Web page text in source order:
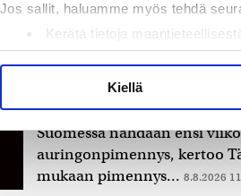
Jos sallit, haluamme myös tehdä
Kerätä tietoja
Tunnistaa laitteesi
Lue lisää siitä, miten henkilötietojasi
Käytämme evästeitä tarjoamamme
ja kävijämäärämme analysoimiseen.
kumppaneillemme tietoja siitä, miten
Kiellä
auringonpimennyksen
peittää suurimman osan
Suomessa näkyy
Suomessa nähdään ensi
auringonpimennys, kertoo
mukaan pimennys... 8.8.2026